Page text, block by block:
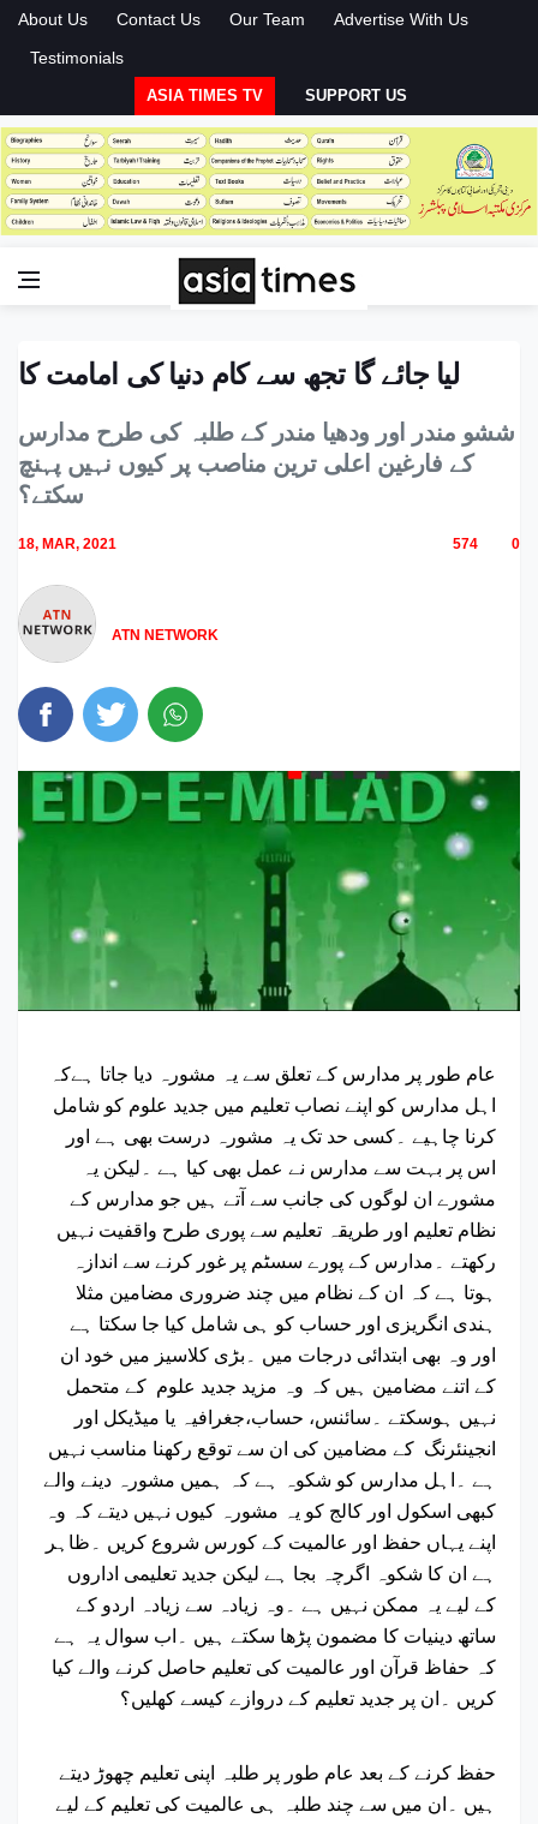
About Us Contact Us Our Team
Advertise With Us
Testimonials
ASIA TIMES TV SUPPORT US
لیا جائے گا تجھ سے کام دنیا کی امامت کا
ششو مندر اور ودھیا مندر کے طلبہ کی طرح مدارس
کے فارغین اعلی ترین مناصب پر کیوں نہیں پہنچ
سکتے؟
18, MAR, 2021 574 0
ATN NETWORK
عام طور پر مدارس کے تعلق سے یہ مشورہ دیا جاتا ہےکہ
اہل مدارس کو اپنے نصاب تعلیم میں جدید علوم کو شامل
کرنا چاہیے ۔کسی حد تک یہ مشورہ درست بھی ہے اور
اس پر بہت سے مدارس نے عمل بھی کیا ہے ۔لیکن یہ
مشورے ان لوگوں کی جانب سے آتے ہیں جو مدارس کے
نظام تعلیم اور طریقہ تعلیم سے پوری طرح واقفیت نہیں
رکھتے ۔مدارس کے پورے سسٹم پر غور کرنے سے اندازہ
ہوتا ہے کہ ان کے نظام میں چند ضروری مضامین مثلا
ہندی انگریزی اور حساب کو ہی شامل کیا جا سکتا ہے
اور وہ بھی ابتدائی درجات میں ۔بڑی کلاسیز میں خود ان
کے اتنے مضامین ہیں کہ وہ مزید جدید علوم کے متحمل
نہیں ہوسکتے ۔سائنس، حساب،جغرافیہ یا میڈیکل اور
انجینئرنگ کے مضامین کی ان سے توقع رکھنا مناسب نہیں
ہے ۔اہل مدارس کو شکوہ ہے کہ ہمیں مشورہ دینے والے
کبھی اسکول اور کالج کو یہ مشورہ کیوں نہیں دیتے کہ وہ
اپنے یہاں حفظ اور عالمیت کے کورس شروع کریں ۔ظاہر
ہے ان کا شکوہ اگرچہ بجا ہے لیکن جدید تعلیمی اداروں
کے لیے یہ ممکن نہیں ہے ۔وہ زیادہ سے زیادہ اردو کے
ساتھ دینیات کا مضمون پڑھا سکتے ہیں ۔اب سوال یہ ہے
کہ حفاظ قرآن اور عالمیت کی تعلیم حاصل کرنے والے کیا
کریں ۔ان پر جدید تعلیم کے دروازے کیسے کھلیں؟
حفظ کرنے کے بعد عام طور پر طلبہ اپنی تعلیم چھوڑ دیتے
ہیں ۔ان میں سے چند طلبہ ہی عالمیت کی تعلیم کے لیے